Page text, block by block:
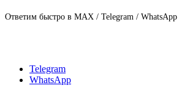
Ответим быстро в MAX / Telegram / WhatsApp
Telegram
WhatsApp